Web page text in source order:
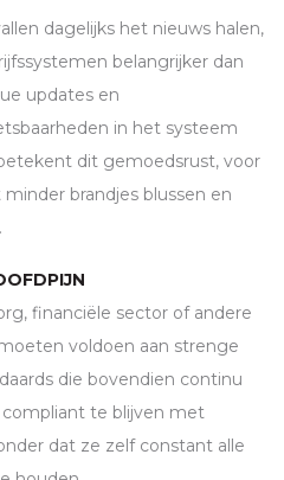
dagelijks het nieuws halen,
belangrijker dan
updates en
in het systeem
dit gemoedsrust, voor
brandjes blussen en
financiële sector of andere
voldoen aan strenge
die bovendien continu
te blijven met
dat ze zelf constant alle